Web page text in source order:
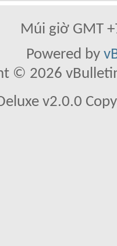
Múi giờ GMT
Powered by
© 2026
v2.0.0